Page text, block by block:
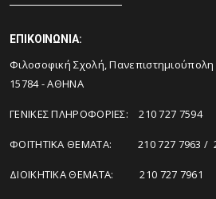
ΕΠΙΚΟΙΝΩΝΙΑ:
Φιλοσοφική Σχολή,
15784 - ΑΘΗΝΑ
ΓΕΝΙΚΕΣ ΠΛΗΡΟΦΟΡΙΕΣ: 210 727 7594
ΦΟΙΤΗΤΙΚΑ ΘΕΜΑΤΑ: 210 727 7963 /
ΔΙΟΙΚΗΤΙΚΑ ΘΕΜΑΤΑ: 210 727 7961